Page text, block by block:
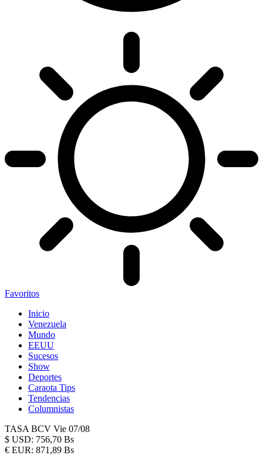
Favoritos
Inicio
Venezuela
Mundo
EEUU
Sucesos
Show
Deportes
Caraota Tips
Tendencias
Columnistas
TASA BCV Vie 07/08
$ USD: 756,70 Bs
€ EUR: 871,89 Bs